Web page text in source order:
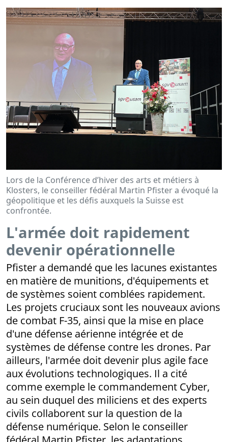
Lors de la Conférence d’hiver des arts et métiers à
Klosters, le conseiller fédéral Martin Pfister a évoqué la
géopolitique et les défis auxquels la Suisse est
confrontée.
L'armée doit rapidement
devenir opérationnelle
Pfister a demandé que les lacunes existantes
en matière de munitions, d'équipements et
de systèmes soient comblées rapidement.
Les projets cruciaux sont les nouveaux avions
de combat F-35, ainsi que la mise en place
d'une défense aérienne intégrée et de
systèmes de défense contre les drones. Par
ailleurs, l'armée doit devenir plus agile face
aux évolutions technologiques. Il a cité
comme exemple le commandement Cyber,
au sein duquel des miliciens et des experts
civils collaborent sur la question de la
défense numérique. Selon le conseiller